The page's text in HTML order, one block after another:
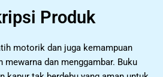
Produk
motorik dan juga kemampuan
mewarna dan menggambar. Buku